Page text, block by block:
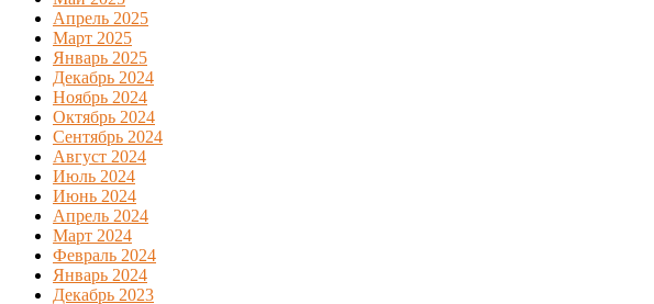
Апрель 2025
Март 2025
Январь 2025
Декабрь 2024
Ноябрь 2024
Октябрь 2024
Сентябрь 2024
Август 2024
Июль 2024
Июнь 2024
Апрель 2024
Март 2024
Февраль 2024
Январь 2024
Декабрь 2023